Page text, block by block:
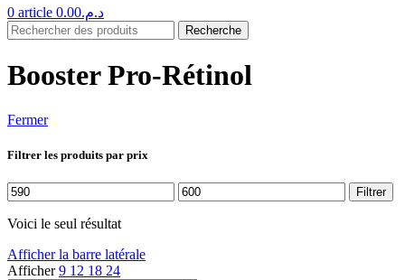
0 article د.م.0.00
Recherche
Booster Pro-Rétinol
Fermer
Filtrer les produits par prix
Prix
min
Prix
max
Filtrer
Voici le seul résultat
Afficher la barre latérale
Afficher9 12 18 24